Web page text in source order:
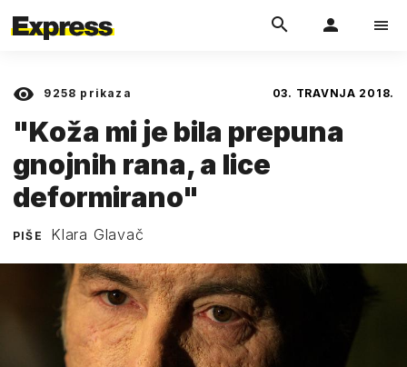
9258 prikaza 03. TRAVNJA 2018.
"Koža mi je bila prepuna
gnojnih rana, a lice
deformirano"
PIŠE Klara Glavač